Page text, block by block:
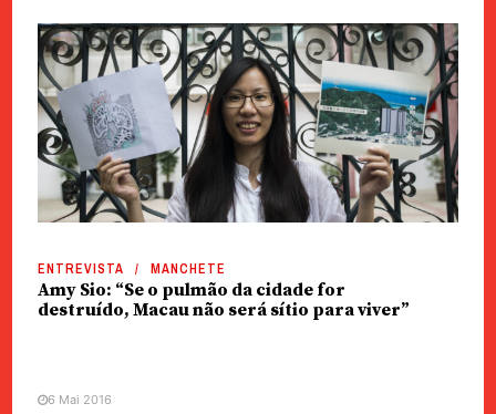
SOCIEDADE
Grupo “Our Plan, Our Land”
sublinha o perigo de Wai Long
para moradores
ENTREVISTA MANCHETE
Amy Sio: “Se o pulmão da cidade for
destruído, Macau não será sítio para viver”
6 Mai 2016